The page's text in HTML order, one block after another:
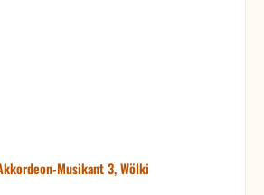
Musikant 3, Wölki